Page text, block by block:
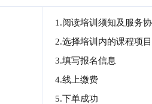
1.阅读培训须知及服务
2.选择培训内的课程项目
3.填写报名信息
4.线上缴费
5.下单成功